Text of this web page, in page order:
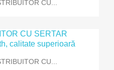
CU...
CU...